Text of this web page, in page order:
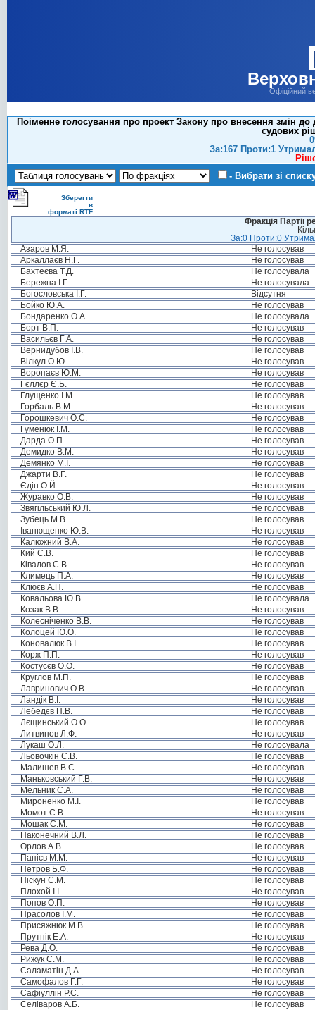
Офіційний
Поіменне голосування про проект Закону про внесення змін
судових
За:167 Проти:1
- Вибрати зі
Зберегти
в
форматі RTF
Фракція Партії
За:0 Проти:0
Азаров М.Я.
Не голосував
Аркаллаєв Н.Г.
Не голосував
Бахтеєва Т.Д.
Не голосувала
Бережна І.Г.
Не голосувала
Богословська І.Г.
Відсутня
Бойко Ю.А.
Не голосував
Бондаренко О.А.
Не голосувала
Борт В.П.
Не голосував
Васильєв Г.А.
Не голосував
Вернидубов І.В.
Не голосував
Вілкул О.Ю.
Не голосував
Воропаєв Ю.М.
Не голосував
Гєллєр Є.Б.
Не голосував
Глущенко І.М.
Не голосував
Горбаль В.М.
Не голосував
Горошкевич О.С.
Не голосував
Гуменюк І.М.
Не голосував
Дарда О.П.
Не голосував
Демидко В.М.
Не голосував
Демянко М.І.
Не голосував
Джарти В.Г.
Не голосував
Єдін О.Й.
Не голосував
Журавко О.В.
Не голосував
Звягільський Ю.Л.
Не голосував
Зубець М.В.
Не голосував
Іванющенко Ю.В.
Не голосував
Калюжний В.А.
Не голосував
Кий С.В.
Не голосував
Ківалов С.В.
Не голосував
Климець П.А.
Не голосував
Клюєв А.П.
Не голосував
Ковальова Ю.В.
Не голосувала
Козак В.В.
Не голосував
Колесніченко В.В.
Не голосував
Колоцей Ю.О.
Не голосував
Коновалюк В.І.
Не голосував
Корж П.П.
Не голосував
Костусєв О.О.
Не голосував
Круглов М.П.
Не голосував
Лавринович О.В.
Не голосував
Ландік В.І.
Не голосував
Лебедєв П.В.
Не голосував
Лєщинський О.О.
Не голосував
Литвинов Л.Ф.
Не голосував
Лукаш О.Л.
Не голосувала
Льовочкін С.В.
Не голосував
Малишев В.С.
Не голосував
Маньковський Г.В.
Не голосував
Мельник С.А.
Не голосував
Мироненко М.І.
Не голосував
Момот С.В.
Не голосував
Мошак С.М.
Не голосував
Наконечний В.Л.
Не голосував
Орлов А.В.
Не голосував
Папієв М.М.
Не голосував
Петров Б.Ф.
Не голосував
Піскун С.М.
Не голосував
Плохой І.І.
Не голосував
Попов О.П.
Не голосував
Прасолов І.М.
Не голосував
Присяжнюк М.В.
Не голосував
Прутнік Е.А.
Не голосував
Рева Д.О.
Не голосував
Рижук С.М.
Не голосував
Саламатін Д.А.
Не голосував
Самофалов Г.Г.
Не голосував
Сафіуллін Р.С.
Не голосував
Селіваров А.Б.
Не голосував